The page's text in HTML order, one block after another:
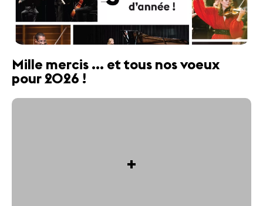
Mille mercis ... et tous nos voeux
pour 2026 !
+